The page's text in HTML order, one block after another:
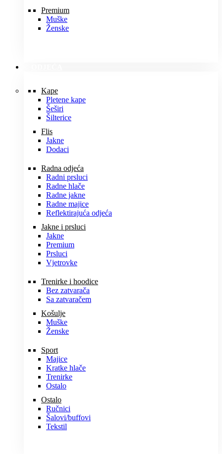
Premium
Muške
Ženske
Kape
Pletene kape
Šeširi
Šilterice
Flis
Jakne
Dodaci
Radna odjeća
Radni prsluci
Radne hlače
Radne jakne
Radne majice
Reflektirajuća odjeća
Jakne i prsluci
Jakne
Premium
Prsluci
Vjetrovke
Trenirke i hoodice
Bez zatvarača
Sa zatvaračem
Košulje
Muške
Ženske
Sport
Majice
Kratke hlače
Trenirke
Ostalo
Ostalo
Ručnici
Šalovi/buffovi
Tekstil